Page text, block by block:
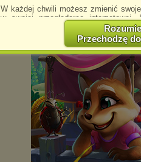
W każdej chwili możesz zmienić
w swojej przeglądarce
http://
Jednocześnie informujemy że
spowodować ograniczenie korzystania
W przypadku braku twojej zgody
prosimy o opuszczenie serwisu
Wykorzystanie plików cookies
(dostosowanie reklam do Twoich
marketingowych).
Wyrażenie sprzeciwu spowoduje,
będzie dopasowana do Twoich
wyświetlona przypadkowo.
Przechodzę